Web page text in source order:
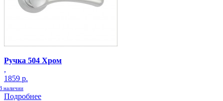
Ручка 504 Хром
,
1859 р.
наличии
Подробнее